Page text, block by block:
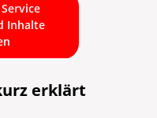
Inhalte
erklärt